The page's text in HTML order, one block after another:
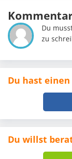
Du
zu
Du hast
Du willst